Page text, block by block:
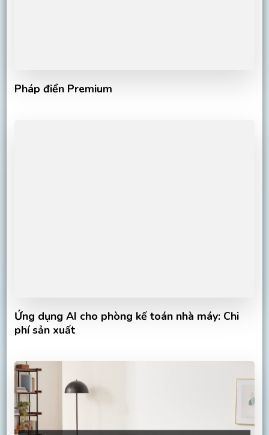
Pháp điển Premium
Ứng dụng AI cho phòng kế toán nhà máy: Chi
phí sản xuất